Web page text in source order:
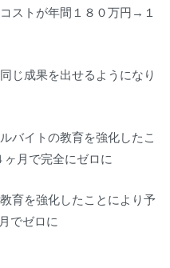
ストが年間１８０万円→１
じ成果を出せるようになり
バイトの教育を強化したこ
月で完全にゼロに
育を強化したことにより予
でゼロに